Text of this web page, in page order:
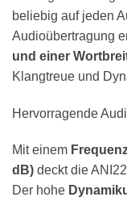
beliebig auf jeden
Audioübertragung
und einer
Klangtreue und
Hervorragende
Mit einem
dB) deckt die
Der hohe